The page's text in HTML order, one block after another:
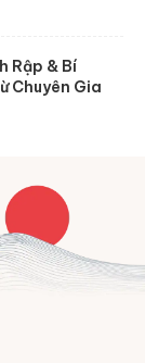
Rập & Bí
Chuyên Gia